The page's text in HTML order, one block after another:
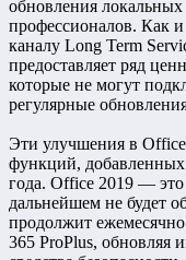
обновления
профессионалов. Как
каналу Long Term
предоставляет ряд
которые не могут
регулярные
Эти улучшения в
функций, добавленных
года. Office 2019 —
дальнейшем не будет
продолжит
365 ProPlus, обновляя